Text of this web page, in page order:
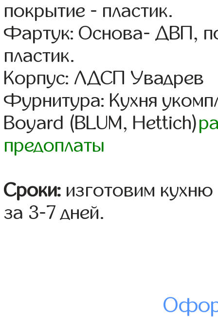
покрытие - пластик.
Фартук: Основа- ДВП,
пластик.
Корпус: ЛДСП Увадрев
Фурнитура: Кухня
Boyard (BLUM, Hettich)
предоплаты
Сроки: изготовим
за 3-7 дней.